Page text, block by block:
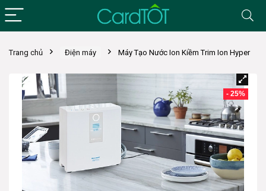
Trang chủ Điện máy Máy Tạo Nước Ion Kiềm Trim Ion Hyper
- 25%